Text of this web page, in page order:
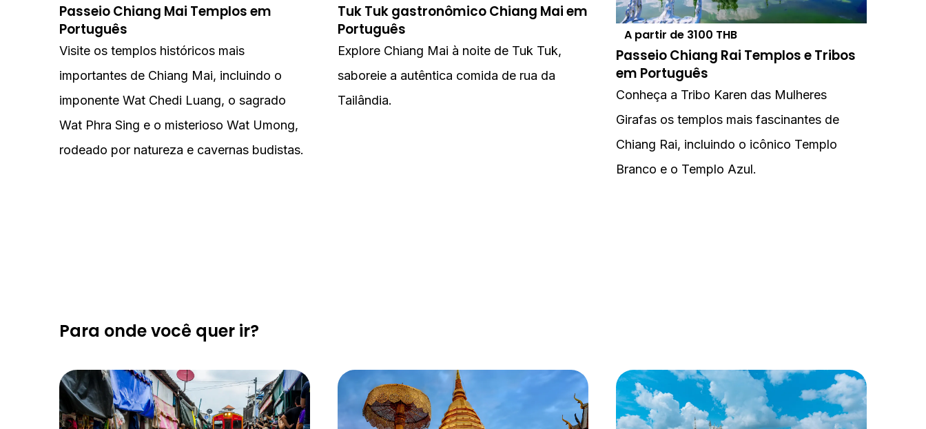
Passeio Chiang Mai Templos em
Português
Visite os templos históricos mais
importantes de Chiang Mai, incluindo o
imponente Wat Chedi Luang, o sagrado
Wat Phra Sing e o misterioso Wat Umong,
rodeado por natureza e cavernas budistas.
Tuk Tuk gastronômico Chiang Mai em
Português
Explore Chiang Mai à noite de Tuk Tuk,
saboreie a autêntica comida de rua da
Tailândia.
A partir de 3100 THB
Passeio Chiang Rai Templos e Tribos
em Português
Conheça a Tribo Karen das Mulheres
Girafas os templos mais fascinantes de
Chiang Rai, incluindo o icônico Templo
Branco e o Templo Azul.
Para onde você quer ir?